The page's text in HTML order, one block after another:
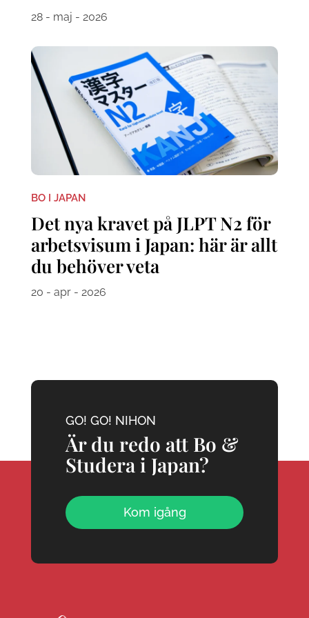
28 - maj - 2026
BO I JAPAN
Det nya kravet på JLPT N2 för
arbetsvisum i Japan: här är allt
du behöver veta
20 - apr - 2026
GO! GO! NIHON
Är du redo att Bo &
Studera i Japan?
Kom igång